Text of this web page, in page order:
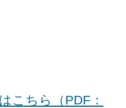
こちら（PDF：